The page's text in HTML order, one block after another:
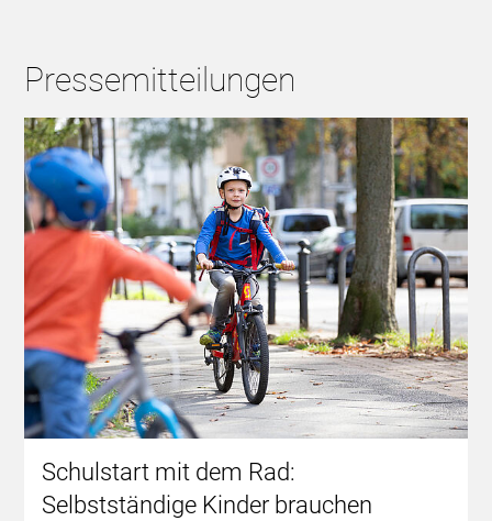
Pressemitteilungen
Schulstart mit dem Rad:
Selbstständige Kinder brauchen